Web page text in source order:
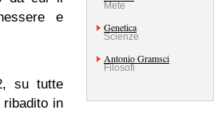
e
su tutte
in
Mete
Genetica
Scienze
Antonio Gramsci
Filosofi